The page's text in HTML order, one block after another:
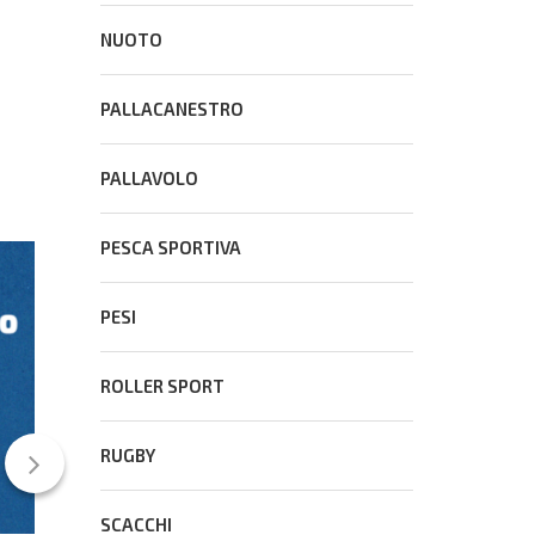
CONS
NUOTO
PALLACANESTRO
PALLAVOLO
PESCA SPORTIVA
PESI
ROLLER SPORT
RUGBY
SCACCHI